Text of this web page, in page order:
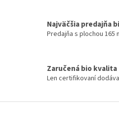
p
i
s
Najväčšia predajňa
Predajňa s plochou 165
Zaručená bio kvalita
Len certifikovaní